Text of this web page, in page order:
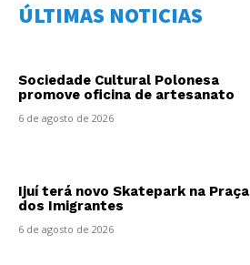
ÚLTIMAS NOTICIAS
Sociedade Cultural Polonesa
promove oficina de artesanato
6 de agosto de 2026
Ijuí terá novo Skatepark na Praça
dos Imigrantes
6 de agosto de 2026